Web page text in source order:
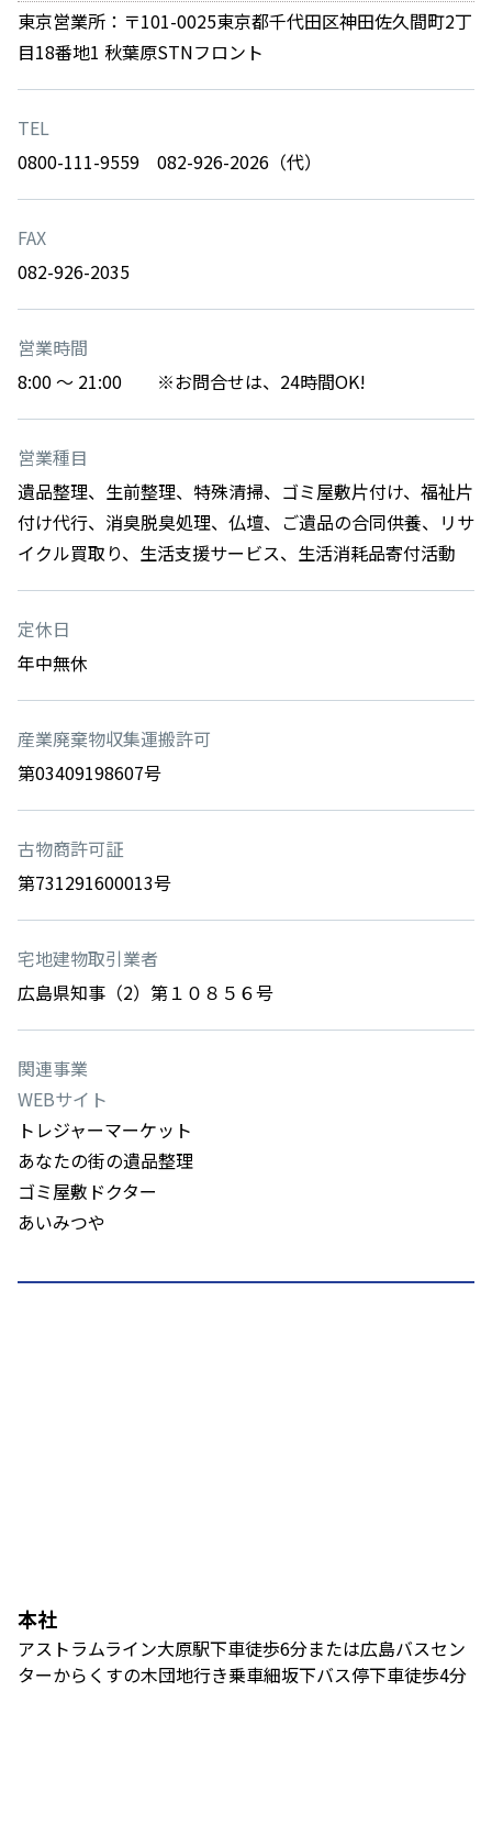
東京営業所：〒101-0025東京都千代田区神田佐久間町2丁
目18番地1 秋葉原STNフロント
TEL
0800-111-9559 082-926-2026（代）
FAX
082-926-2035
営業時間
8:00 ～ 21:00 ※お問合せは、24時間OK!
営業種目
遺品整理、生前整理、特殊清掃、ゴミ屋敷片付け、福祉片
付け代行、消臭脱臭処理、仏壇、ご遺品の合同供養、リサ
イクル買取り、生活支援サービス、生活消耗品寄付活動
定休日
年中無休
産業廃棄物収集運搬許可
第03409198607号
古物商許可証
第731291600013号
宅地建物取引業者
広島県知事（2）第１０８５６号
関連事業
WEBサイト
トレジャーマーケット
あなたの街の遺品整理
ゴミ屋敷ドクター
あいみつや
本社
アストラムライン大原駅下車徒歩6分または広島バスセン
ターからくすの木団地行き乗車細坂下バス停下車徒歩4分